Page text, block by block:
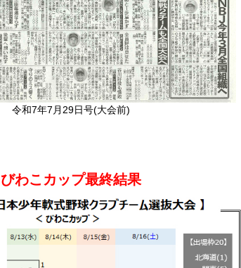
令和7年7月29日号(大会前)
びわこカップ最終結果